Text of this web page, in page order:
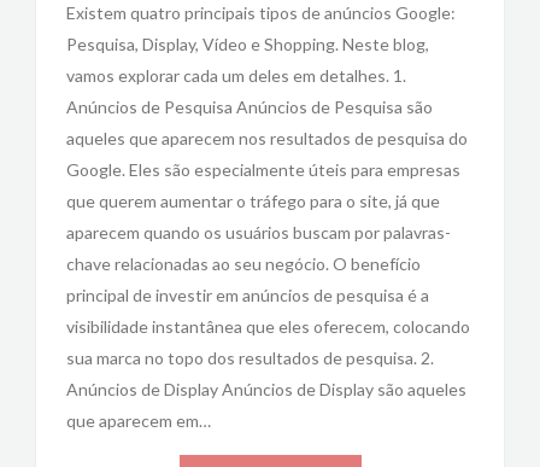
Existem quatro principais tipos de anúncios Google:
Pesquisa, Display, Vídeo e Shopping. Neste blog,
vamos explorar cada um deles em detalhes. 1.
Anúncios de Pesquisa Anúncios de Pesquisa são
aqueles que aparecem nos resultados de pesquisa do
Google. Eles são especialmente úteis para empresas
que querem aumentar o tráfego para o site, já que
aparecem quando os usuários buscam por palavras-
chave relacionadas ao seu negócio. O benefício
principal de investir em anúncios de pesquisa é a
visibilidade instantânea que eles oferecem, colocando
sua marca no topo dos resultados de pesquisa. 2.
Anúncios de Display Anúncios de Display são aqueles
que aparecem em…